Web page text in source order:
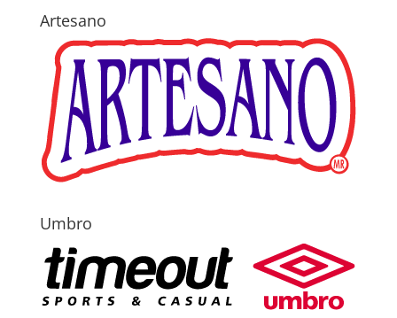
Artesano
Umbro